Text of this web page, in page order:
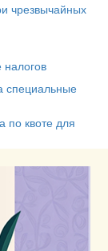
чрезвычайных
налогов
специальные
по квоте для